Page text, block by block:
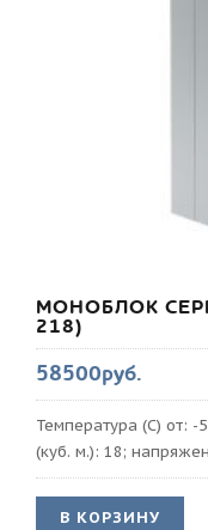
МОНОБЛОК
218)
58500руб.
Температура (С) от:
(куб. м.): 18;
В КОРЗИНУ